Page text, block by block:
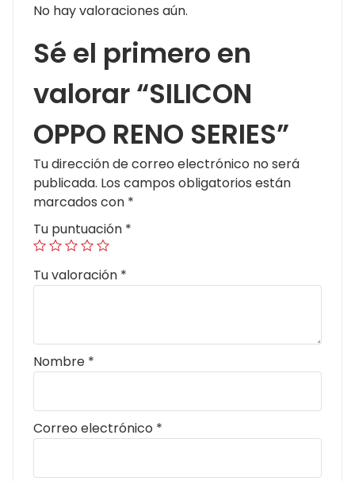
No hay valoraciones aún.
Sé el primero en
valorar “SILICON
OPPO RENO SERIES”
Tu dirección de correo electrónico no será
publicada. Los campos obligatorios están
marcados con *
Tu puntuación *
Tu valoración *
Nombre *
Correo electrónico *